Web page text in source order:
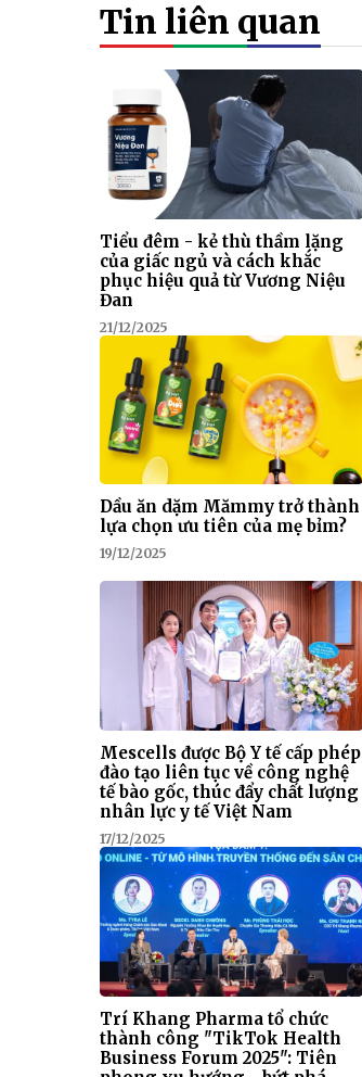
Tin liên quan
Tiểu đêm - kẻ thù thầm lặng
của giấc ngủ và cách khắc
phục hiệu quả từ Vương Niệu
Đan
21/12/2025
Dầu ăn dặm Mămmy trở thành
lựa chọn ưu tiên của mẹ bỉm?
19/12/2025
Mescells được Bộ Y tế cấp phép
đào tạo liên tục về công nghệ
tế bào gốc, thúc đẩy chất lượng
nhân lực y tế Việt Nam
17/12/2025
Trí Khang Pharma tổ chức
thành công "TikTok Health
Business Forum 2025": Tiên